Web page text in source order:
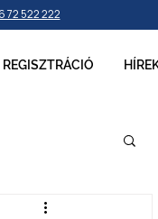
72 522 222
REGISZTRÁCIÓ